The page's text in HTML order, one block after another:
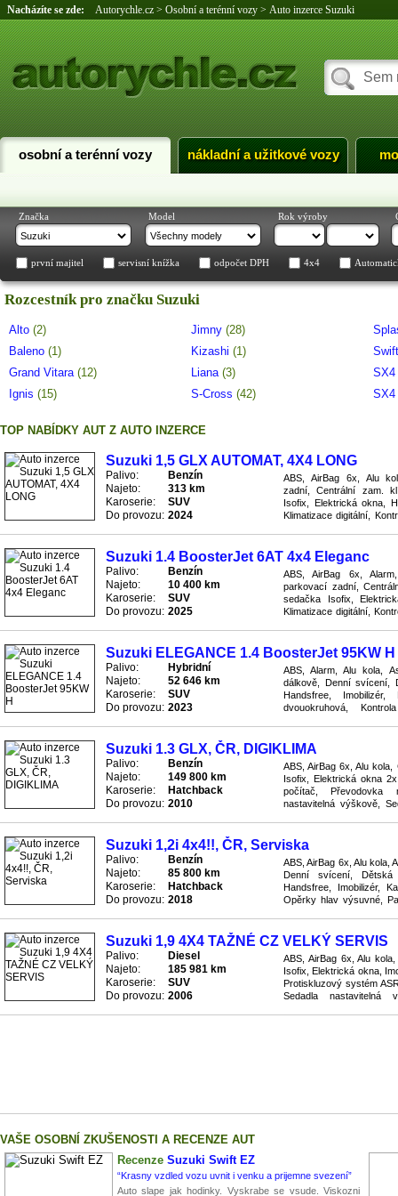
Nacházíte se zde: Autorychle.cz > Osobní a terénní vozy > Auto inzerce Suzuki
osobní a terénní vozy nákladní a užitkové vozy
Značka Model Rok výroby
první majitel servisní knížka odpočet DPH 4x4
Rozcestník pro značku Suzuki
Alto (2)
Baleno (1)
Grand Vitara (12)
Ignis (15)
Jimny (28)
Kizashi (1)
Liana (3)
S-Cross (42)
SX4
TOP NABÍDKY AUT Z AUTO INZERCE
Suzuki 1,5 GLX AUTOMAT, 4X4 LONG
Palivo:
Benzín
Najeto:
313 km
Karoserie:
SUV
Do provozu: 2024
ABS, AirBag 6x, Alu
zadní, Centrální zam.
Isofix, Elektrická okna,
Klimatizace digitální,
Suzuki 1.4 BoosterJet 6AT 4x4 Eleganc
Palivo:
Benzín
Najeto:
10 400 km
Karoserie:
SUV
Do provozu: 2025
ABS, AirBag 6x,
parkovací zadní,
sedačka Isofix,
Klimatizace digitální,
Suzuki ELEGANCE 1.4 BoosterJet 95KW H
Palivo:
Hybridní
Najeto:
52 646 km
Karoserie:
SUV
Do provozu: 2023
ABS, Alarm, Alu kola,
dálkově, Denní svícení,
Handsfree,
dvouokruhová,
Suzuki 1.3 GLX, ČR, DIGIKLIMA
Palivo:
Benzín
Najeto:
149 800 km
Karoserie:
Hatchback
Do provozu: 2010
ABS, AirBag 6x, Alu
Isofix, Elektrická okna
počítač, Převodovka
nastavitelná výškově,
Suzuki 1,2i 4x4!!, ČR, Serviska
Palivo:
Benzín
Najeto:
85 800 km
Karoserie:
Hatchback
Do provozu: 2018
ABS, AirBag 6x, Alu kola,
Denní svícení,
Handsfree, Imobilizér,
Opěrky hlav výsuvné,
Suzuki 1,9 4X4 TAŽNÉ CZ VELKÝ SERVIS
Palivo:
Diesel
Najeto:
185 981 km
Karoserie:
SUV
Do provozu: 2006
ABS, AirBag 6x, Alu
Isofix, Elektrická okna,
Protiskluzový systém
Sedadla nastavitelná
VAŠE OSOBNÍ ZKUŠENOSTI A RECENZE AUT
Recenze Suzuki Swift EZ
“Krasny vzdled vozu uvnit i venku a prijemne svezení”
Auto slape jak hodinky. Vyskrabe se vsude. Viskozni